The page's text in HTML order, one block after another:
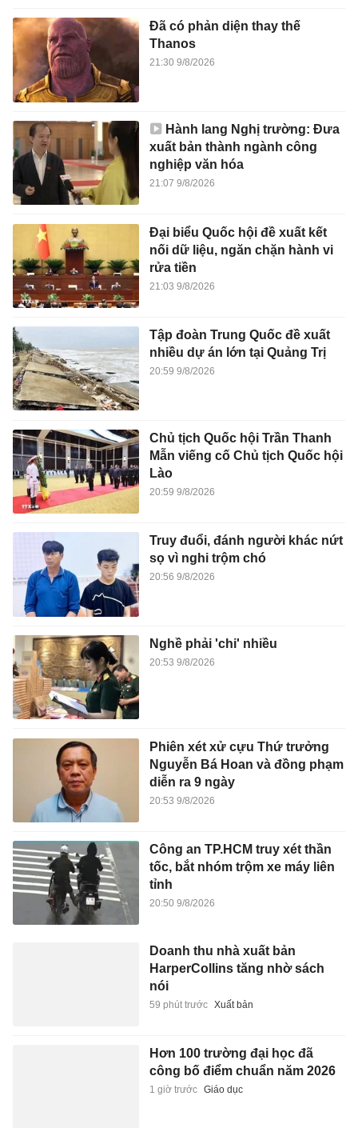
Đã có phản diện thay thế
Thanos
21:30 9/8/2026
Hành lang Nghị trường: Đưa
xuất bản thành ngành công
nghiệp văn hóa
21:07 9/8/2026
Đại biểu Quốc hội đề xuất kết
nối dữ liệu, ngăn chặn hành vi
rửa tiền
21:03 9/8/2026
Tập đoàn Trung Quốc đề xuất
nhiều dự án lớn tại Quảng Trị
20:59 9/8/2026
Chủ tịch Quốc hội Trần Thanh
Mẫn viếng cố Chủ tịch Quốc hội
Lào
20:59 9/8/2026
Truy đuổi, đánh người khác nứt
sọ vì nghi trộm chó
20:56 9/8/2026
Nghề phải 'chi' nhiều
20:53 9/8/2026
Phiên xét xử cựu Thứ trưởng
Nguyễn Bá Hoan và đồng phạm
diễn ra 9 ngày
20:53 9/8/2026
Công an TP.HCM truy xét thần
tốc, bắt nhóm trộm xe máy liên
tỉnh
20:50 9/8/2026
Doanh thu nhà xuất bản
HarperCollins tăng nhờ sách
nói
59 phút trước Xuất bản
Hơn 100 trường đại học đã
công bố điểm chuẩn năm 2026
1 giờ trước Giáo dục